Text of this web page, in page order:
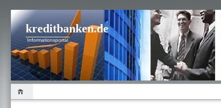
kreditbanken.de
Informationsportal